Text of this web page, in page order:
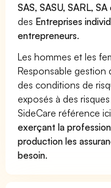
SAS, SASU, SARL,
des Entreprises
entrepreneurs.
Les hommes et les
Responsable gestion
des conditions de
exposés à des
SideCare référence
exerçant la
production les
besoin.